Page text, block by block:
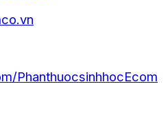
PhanthuocsinhhocEcom